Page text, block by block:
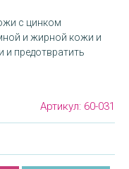
с цинком
и жирной кожи и
и предотвратить
Артикул: 60-031